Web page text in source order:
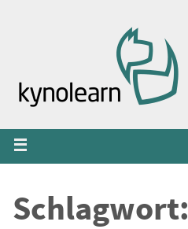
Schlagwort: